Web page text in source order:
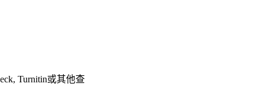
Turnitin或其他查